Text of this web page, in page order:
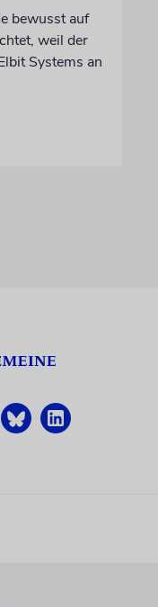
bewusst auf
weil der
Systems an